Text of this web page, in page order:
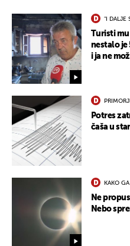
"I DALJE
Turisti
nestalo je
i ja ne
Potres
čaša u
KAKO
Ne
Nebo